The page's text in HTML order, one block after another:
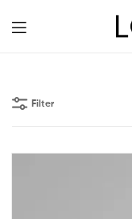
Filter